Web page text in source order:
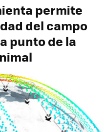
permite
del campo
punto de la